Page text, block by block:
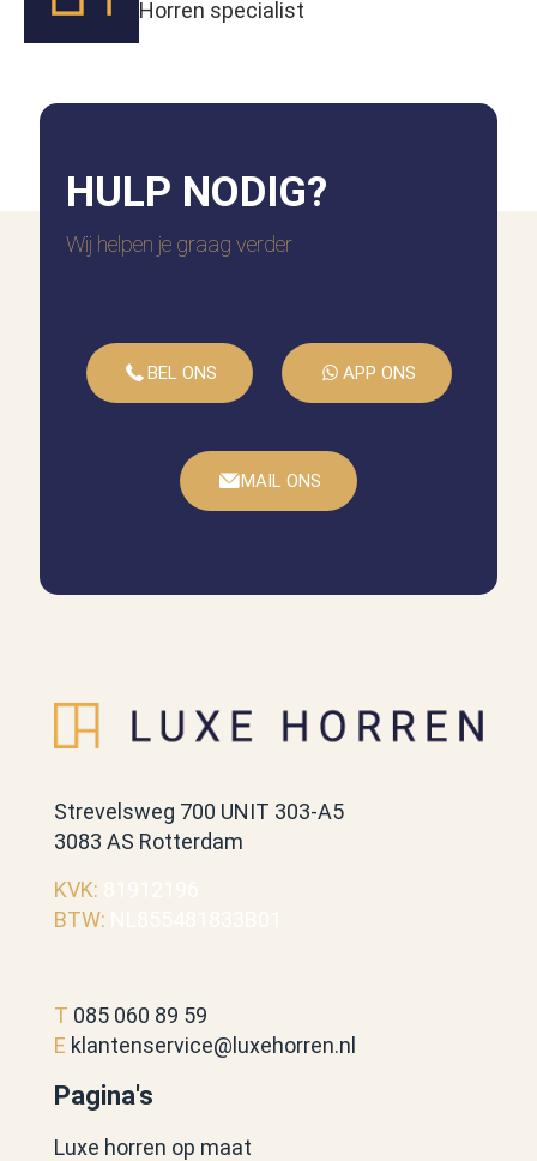
Horren specialist
HULP NODIG?
Wij helpen je graag verder
BEL ONS APP ONS
MAIL ONS
Strevelsweg 700 UNIT 303-A5
3083 AS Rotterdam
KVK:
BTW:
T 085 060 89 59
E klantenservice@luxehorren.nl
Pagina's
Luxe horren op maat